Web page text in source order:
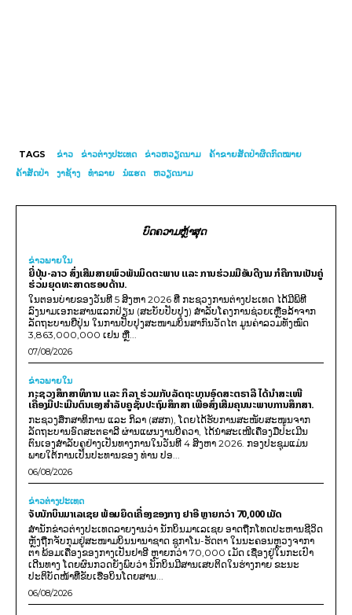
TAGS ຂ່າວ ຂ່າວ​ຕ່າງ​ປະເທດ ຂ່າວຫວຽດນາມ
ຄ້າຂາຍສັດປ່າຜິດກົດໝາຍ
ຄ້າສັດປ່າ
ງາ​ຊ້າງ ທຳລາຍ ນໍ​ແຮດ ຫວຽດນາມ
ບົດຄວາມຫຼ້າສຸດ
ຂ່າວພາຍ​ໃນ
ຍີ່ປຸ່ນ-ລາວ ສົ່ງເສີມສາຍພົວພັນມິດຕະພາບ ແລະ ການຮ່ວມມືອັນດີງາມ ກໍຄືການເປັນຄູ່
ຮ່ວມຍຸດທະສາດຮອບດ້ານ.
ໃນຕອນບ່າຍຂອງວັນທີ 5 ສິງຫາ 2026 ທີ່ ກະຊວງການຕ່າງປະເທດ ໄດ້ມີພິທີ
ລົງນາມເອກະສານແລກປ່ຽນ (ສະບັບປັບປຸງ) ສໍາລັບໂຄງການຊ່ວຍເຫຼືອລ້າຈາກ
ລັດຖະບານຍີ່ປຸ່ນ ໃນການປັບປຸງສະໜາມບິນສາກົນວັດໄຕ ມູນຄ່າລວມທັງໝົດ
3,863,000,000 ເຢນ ຫຼື...
07/08/2026
ຂ່າວພາຍ​ໃນ
ກະຊວງສຶກສາທິການ ແລະ ກິລາ ຮ່ວມກັບລັດຖະບານອົດສະຕຣາລີ ໄດ້ນຳສະເໜີ
ເຄື່ອງມືປະເມີນຕົນເອງສຳລັບຄູຊັ້ນປະຖົມສຶກສາ ເພື່ອສົ່ງເສີມຄຸນນະພາບການສຶກສາ.
ກະຊວງສຶກສາທິການ ແລະ ກິລາ (ສສກ), ໂດຍໄດ້ຮັບການສະໜັບສະໜູນຈາກ
ລັດຖະບານອົດສະຕຣາລີ ຜ່ານແຜນງານບີຄວາ, ໄດ້ນຳສະເໜີເຄື່ອງມືປະເມີນ
ຕົນເອງສຳລັບຄູຢ່າງເປັນທາງການໃນວັນທີ 4 ສິງຫາ 2026. ກອງປະຊຸມແມ່ນ
ພາຍໃຕ້ການເປັນປະທານຂອງ ທ່ານ ປອ...
06/08/2026
ຂ່າວຕ່າງປະເທດ
ຈັບນັກບິນມາເລເຊຍ ພ້ອມຍຶດເຄື່ອງຂອງກາງ ຢາອີ ຫຼາຍກວ່າ 70,000 ເມັດ
ສຳນັກຂ່າວຕ່າງປະເທດລາຍງານວ່າ ນັກບິນມາເລເຊຍ ອາດຖືກໂທດປະຫານຊີວິດ
ຫຼັງຖືກຈັບກຸມຢູ່ສະໜາມບິນນານາຊາດ ຊູກາໂນ-ຮັດຕາ ໃນນະຄອນຫຼວງຈາກາ
ຕາ ພ້ອມເຄື່ອງຂອງກາງເປັນຢາອີ ຫຼາຍກວ່າ 70,000 ເມັດ ເຊື່ອງຢູ່ໃນກະເປົາ
ເດີນທາງ ໂດຍຜົນກວດຍັງພົບວ່າ ນັກບິນມີສານເສບຕິດໃນຮ່າງກາຍ ຂະນະ
ປະຕິບັດໜ້າທີ່ຂັບເຮືອບິນໂດຍສານ...
06/08/2026